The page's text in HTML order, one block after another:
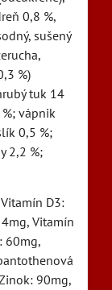
0,8 %,
sušený
%)
tuk 14
vápnik
0,5 %;
2,2 %;
D3:
Vitamín
60mg,
90mg,